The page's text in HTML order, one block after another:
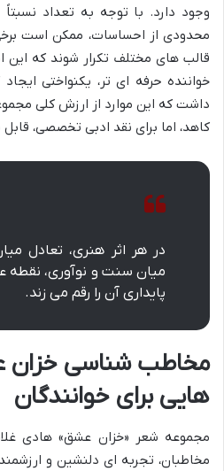
وجود دارد. با توجه به تعداد نسبتاً
محدودی از احساسات، ممکن است
قالب های مختلف تکرار شوند که این
خواننده حرفه ای تر، یکنواختی
داشت که این موارد از ارزش کلی
کاهد، اما برای نقد ادبی تخصصی،
در هر اثر هنری، تعادل
میان سنت و نوآوری،
پایداری آن را رقم می زند.
مخاطب شناسی خزان
هایی برای خوانندگان
مجموعه شعر «خزان عشق» هادی
مخاطبان، تجربه ای دلنشین و